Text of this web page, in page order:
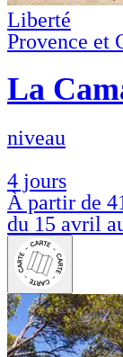
Liberté
Provence et
La
niveau
4 jours
À partir de
du 15 avril